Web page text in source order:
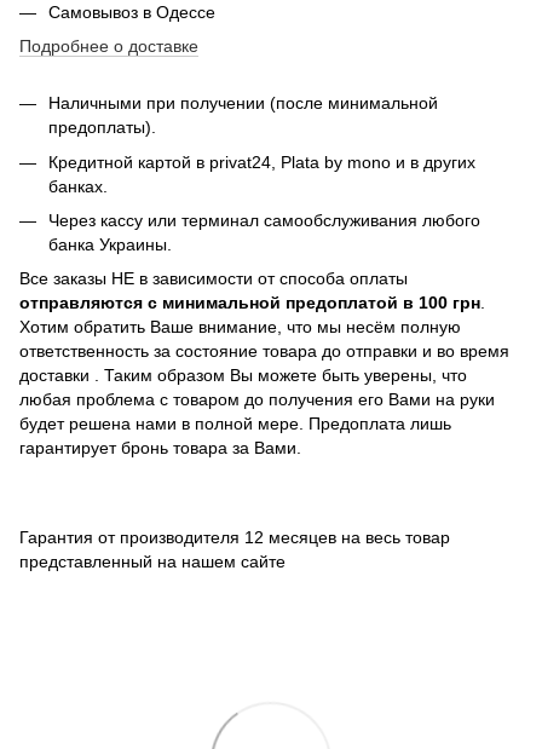
Самовывоз в Одессе
Подробнее о доставке
Наличными при получении (после минимальной
предоплаты).
Кредитной картой в privat24, Plata by mono и в других
банках
Через кассу или терминал самообслуживания любого
банка Украины.
Все заказы НЕ в зависимости от способа оплаты
отправляются с минимальной предоплатой в 100 грн.
Хотим обратить Ваше внимание, что мы несём полную
ответственность за состояние товара до отправки и во время
доставки . Таким образом Вы можете быть уверены, что
любая проблема с товаром до получения его Вами на руки
будет решена нами в полной мере. Предоплата лишь
гарантирует бронь товара за Вами.
Гарантия от производителя 12 месяцев на весь товар
представленный на нашем сайте